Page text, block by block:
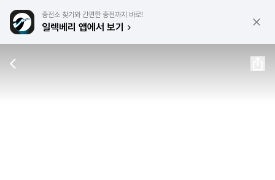
충전소 찾기와 간편한 충전까지 바로!
일렉베리 앱에서 보기